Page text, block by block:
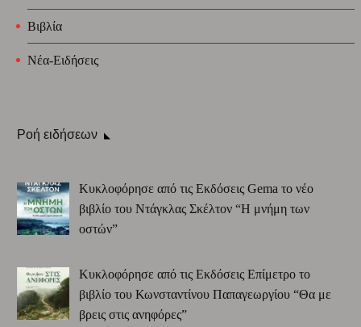
Βιβλία
Νέα-Ειδήσεις
Ροή ειδήσεων
Κυκλοφόρησε από τις Εκδόσεις Gema το νέο
βιβλίο του Ντάγκλας Σκέλτον “Η μνήμη των
οστών”
Κυκλοφόρησε από τις Εκδόσεις Επίμετρο το
βιβλίο του Κωνσταντίνου Παπαγεωργίου “Θα με
βρεις στις ανηφόρες”